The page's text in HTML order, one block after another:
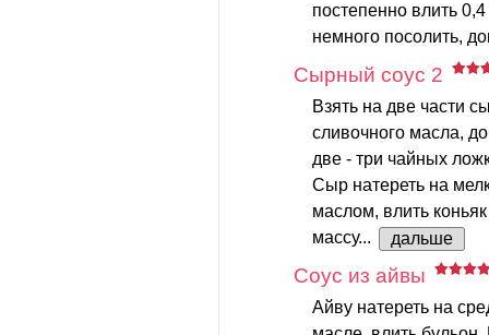
постепенно влить
немного посолить,
Сырный соус 2
Взять на две части
сливочного масла,
две - три чайных
Cыp натеpеть на
маслом, влить
массу...
дальше
Соус из айвы
Айву натереть на